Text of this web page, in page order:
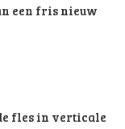
een fris nieuw
fles in verticale